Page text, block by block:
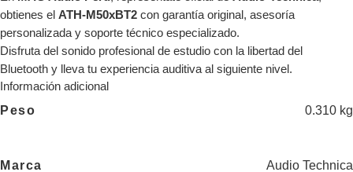
obtienes el ATH-M50xBT2 con garantía original, asesoría
personalizada y soporte técnico especializado.
Disfruta del sonido profesional de estudio con la libertad del
Bluetooth y lleva tu experiencia auditiva al siguiente nivel.
Información adicional
Peso 0.310 kg
Marca Audio Technica